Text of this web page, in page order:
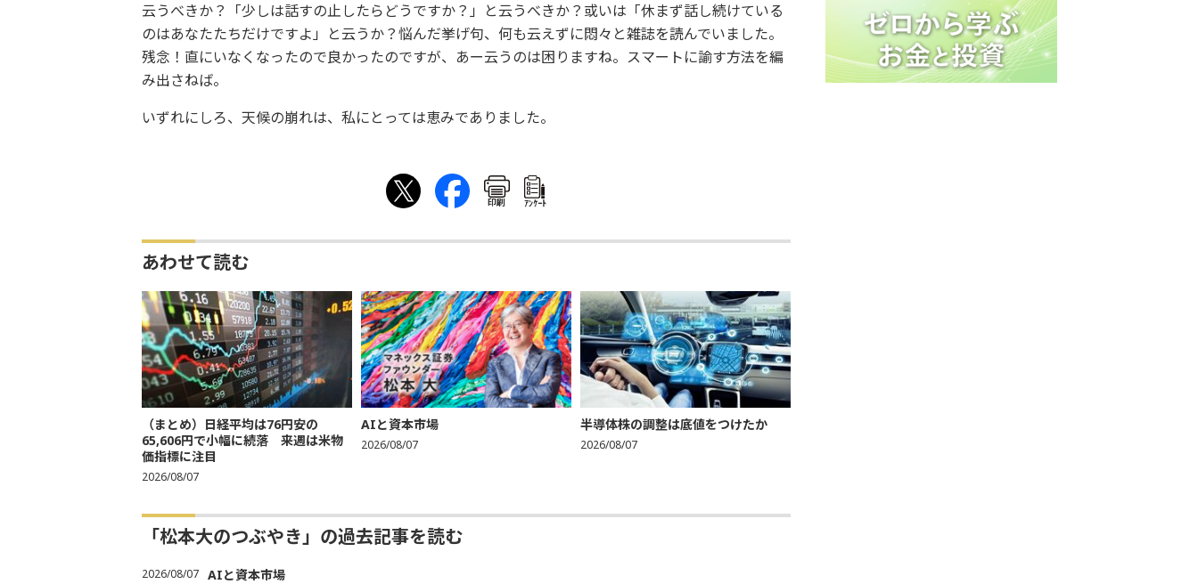
云うべきか？「少しは話すの止したらどうですか？」と云うべきか？或いは「休まず話し続けている
のはあなたたちだけですよ」と云うか？悩んだ挙げ句、何も云えずに悶々と雑誌を読んでいました。
残念！直にいなくなったので良かったのですが、あー云うのは困りますね。スマートに諭す方法を編
み出さねば。
いずれにしろ、天候の崩れは、私にとっては恵みでありました。
印刷 ｱﾝｹｰﾄ
あわせて読む
（まとめ）日経平均は76円安の
65,606円で小幅に続落 来週は米物
価指標に注目
2026/08/07
AIと資本市場
2026/08/07
半導体株の調整は底値をつけたか
2026/08/07
「松本大のつぶやき」の過去記事を読む
2026/08/07 AIと資本市場